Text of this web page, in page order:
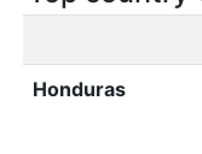
Honduras